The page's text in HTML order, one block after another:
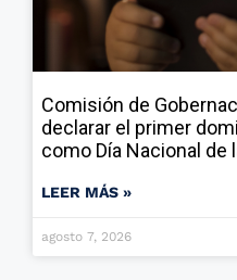
Comisión de
declarar el primer
como Día Nacional de
LEER MÁS »
agosto 7, 2026